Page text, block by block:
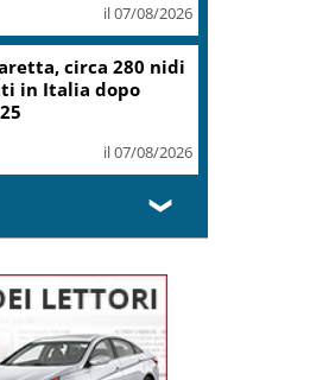
il 07/08/2026
primo
Noa Gualtieri
14
il 07/08/2026
❯